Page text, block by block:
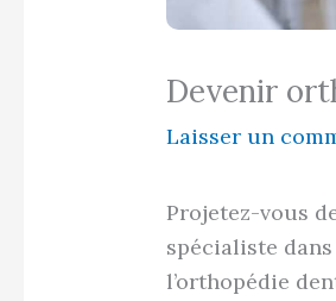
Devenir
Laisser un
Projetez-vous
spécialiste
l’orthopédie